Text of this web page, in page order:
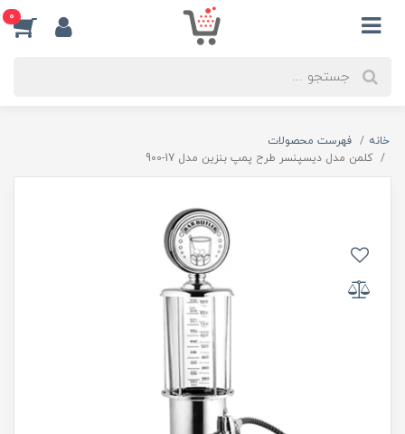
0
خانه
فهرست محصولات
کلمن مدل دیسپنسر طرح پمپ بنزین مدل 17-900